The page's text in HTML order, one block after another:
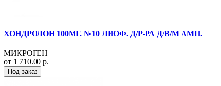
ХОНДРОЛОН 100МГ. №10 ЛИОФ. Д/Р-РА Д/В/М АМП.
МИКРОГЕН
от 1 710.00 р.
Под заказ